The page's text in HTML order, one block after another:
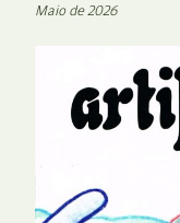
Maio de 2026